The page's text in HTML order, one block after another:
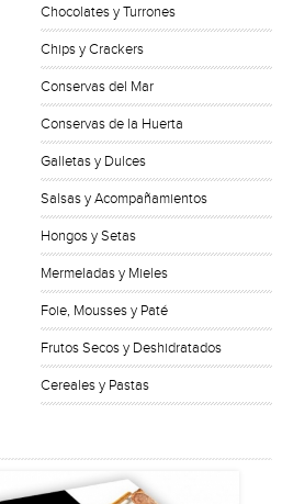
Chocolates y Turrones
Chips y Crackers
Conservas del Mar
Conservas de la Huerta
Galletas y Dulces
Salsas y Acompañamientos
Hongos y Setas
Mermeladas y Mieles
Foie, Mousses y Paté
Frutos Secos y Deshidratados
Cereales y Pastas